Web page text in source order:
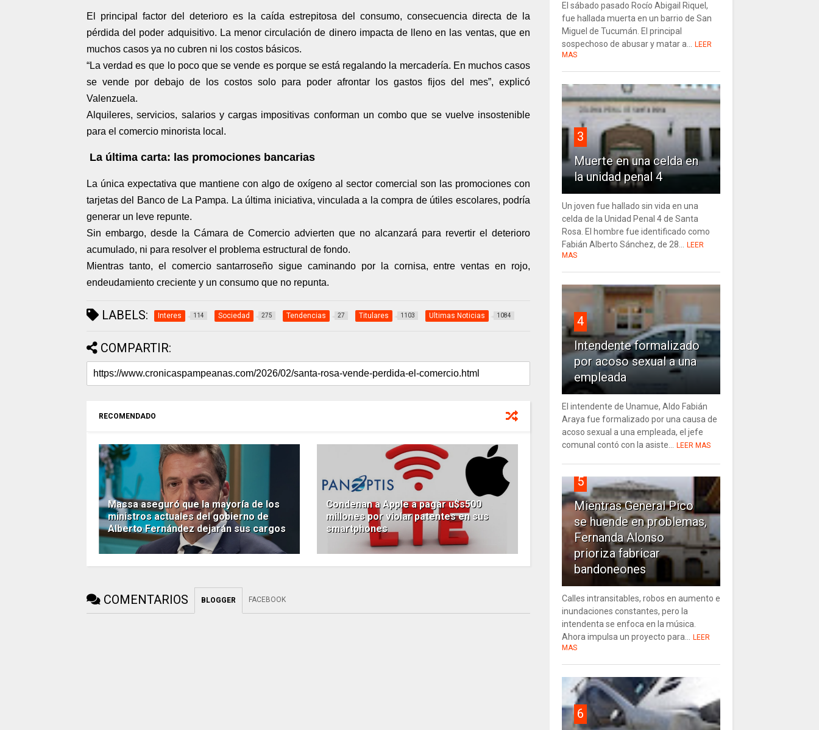
El principal factor del deterioro es la caída estrepitosa del consumo, consecuencia directa de la
pérdida del poder adquisitivo. La menor circulación de dinero impacta de lleno en las ventas, que en
muchos casos ya no cubren ni los costos básicos.
“La verdad es que lo poco que se vende es porque se está regalando la mercadería. En muchos casos
se vende por debajo de los costos solo para poder afrontar los gastos fijos del mes”, explicó
Valenzuela.
Alquileres, servicios, salarios y cargas impositivas conforman un combo que se vuelve insostenible
para el comercio minorista local.
La última carta: las promociones bancarias
La única expectativa que mantiene con algo de oxígeno al sector comercial son las promociones con
tarjetas del Banco de La Pampa. La última iniciativa, vinculada a la compra de útiles escolares, podría
generar un leve repunte.
Sin embargo, desde la Cámara de Comercio advierten que no alcanzará para revertir el deterioro
acumulado, ni para resolver el problema estructural de fondo.
Mientras tanto, el comercio santarroseño sigue caminando por la cornisa, entre ventas en rojo,
endeudamiento creciente y un consumo que no repunta.
LABELS: Interes 114 Sociedad 275 Tendencias 27 Titulares 1103 Ultimas Noticias 1084
COMPARTIR:
RECOMENDADO
Massa aseguró que la mayoría de los
ministros actuales del gobierno de
Alberto Fernández dejarán sus cargos
Condenan a Apple a pagar u$s500
millones por violar patentes en sus
smartphones
COMENTARIOS BLOGGER FACEBOOK
El sábado pasado Rocío Abigail Riquel,
fue hallada muerta en un barrio de San
Miguel de Tucumán. El principal
sospechoso de abusar y matar a... LEER
MAS
3
Muerte en una celda en
la unidad penal 4
Un joven fue hallado sin vida en una
celda de la Unidad Penal 4 de Santa
Rosa. El hombre fue identificado como
Fabián Alberto Sánchez, de 28... LEER
MAS
4
Intendente formalizado
por acoso sexual a una
empleada
El intendente de Unamue, Aldo Fabián
Araya fue formalizado por una causa de
acoso sexual a una empleada, el jefe
comunal contó con la asiste... LEER MAS
5
Mientras General Pico
se huende en problemas,
Fernanda Alonso
prioriza fabricar
bandoneones
Calles intransitables, robos en aumento e
inundaciones constantes, pero la
intendenta se enfoca en la música.
Ahora impulsa un proyecto para... LEER
MAS
6